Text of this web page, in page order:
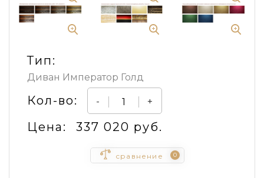
Тип:
Диван Император Голд
Кол-во: - +
Цена: 337 020 руб.
сравнение 0